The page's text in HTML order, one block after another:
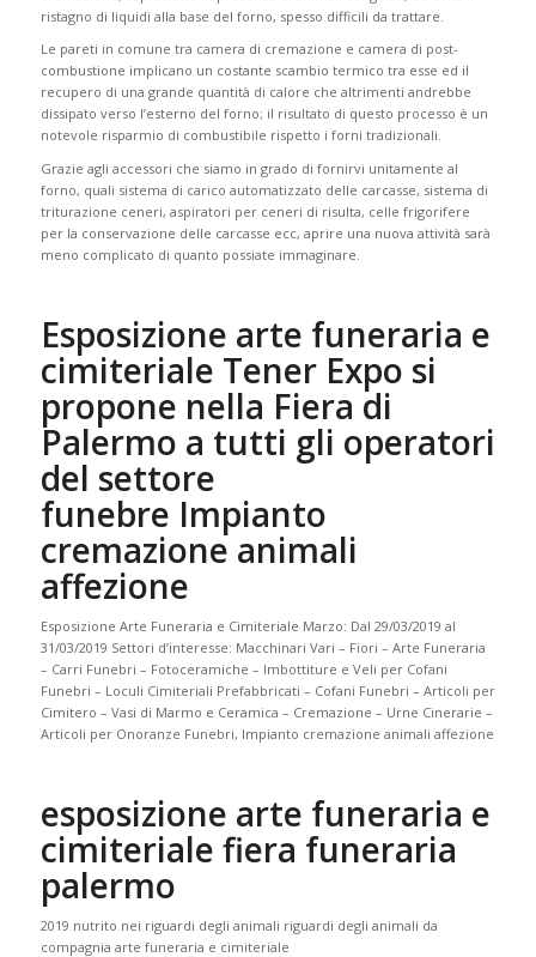
ristagno di liquidi alla base del forno, spesso difficili da trattare.
Le pareti in comune tra camera di cremazione e camera di post-
combustione implicano un costante scambio termico tra esse ed il
recupero di una grande quantità di calore che altrimenti andrebbe
dissipato verso l’esterno del forno; il risultato di questo processo è un
notevole risparmio di combustibile rispetto i forni tradizionali.
Grazie agli accessori che siamo in grado di fornirvi unitamente al
forno, quali sistema di carico automatizzato delle carcasse, sistema di
triturazione ceneri, aspiratori per ceneri di risulta, celle frigorifere
per la conservazione delle carcasse ecc, aprire una nuova attività sarà
meno complicato di quanto possiate immaginare.
Esposizione arte funeraria e
cimiteriale Tener Expo si
propone nella Fiera di
Palermo a tutti gli operatori
del settore
funebre Impianto
cremazione animali
affezione
Esposizione Arte Funeraria e Cimiteriale Marzo: Dal 29/03/2019 al
31/03/2019 Settori d’interesse: Macchinari Vari – Fiori – Arte Funeraria
– Carri Funebri – Fotoceramiche – Imbottiture e Veli per Cofani
Funebri – Loculi Cimiteriali Prefabbricati – Cofani Funebri – Articoli per
Cimitero – Vasi di Marmo e Ceramica – Cremazione – Urne Cinerarie –
Articoli per Onoranze Funebri, Impianto cremazione animali affezione
esposizione arte funeraria e
cimiteriale fiera funeraria
palermo
2019 nutrito nei riguardi degli animali riguardi degli animali da
compagnia arte funeraria e cimiteriale